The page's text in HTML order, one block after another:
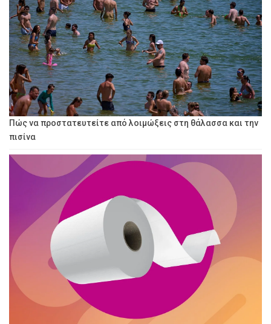
Πώς να προστατευτείτε από λοιμώξεις στη θάλασσα και την
πισίνα